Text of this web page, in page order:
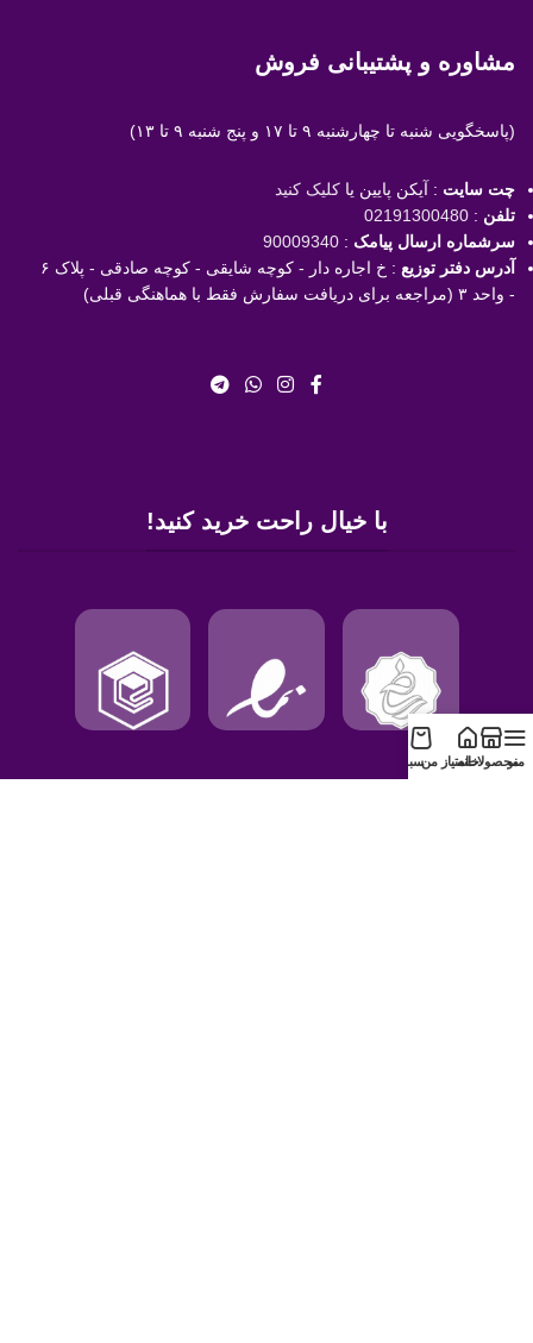
مشاوره و پشتیبانی فروش
(پاسخگویی شنبه تا چهارشنبه ۹ تا ۱۷ و پنج شنبه ۹ تا ۱۳)
چت سایت : آیکن پایین یا کلیک کنید
تلفن :
02191300480
سرشماره ارسال پیامک :
90009340
آدرس دفتر توزیع
: خ اجاره دار - کوچه شایقی - کوچه صادقی - پلاک ۶
- واحد ۳ (مراجعه برای دریافت سفارش فقط با هماهنگی قبلی)
با خیال راحت خرید کنید!
منو
محصولات
خانهامتیاز منسبد